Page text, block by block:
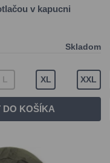
v kapucni
Skladom
L XL XXL